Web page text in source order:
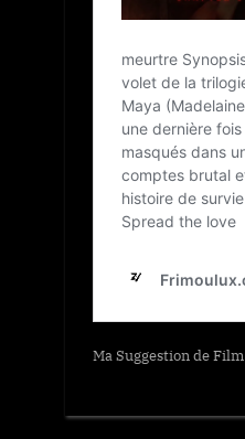
Ma Suggestion de Film